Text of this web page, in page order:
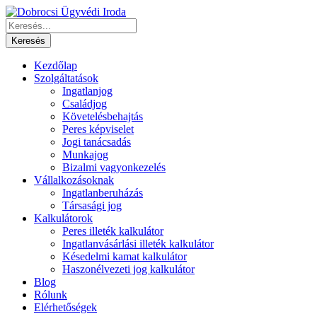
Kezdőlap
Szolgáltatások
Ingatlanjog
Családjog
Követelésbehajtás
Peres képviselet
Jogi tanácsadás
Munkajog
Bizalmi vagyonkezelés
Vállalkozásoknak
Ingatlanberuházás
Társasági jog
Kalkulátorok
Peres illeték kalkulátor
Ingatlanvásárlási illeték kalkulátor
Késedelmi kamat kalkulátor
Haszonélvezeti jog kalkulátor
Blog
Rólunk
Elérhetőségek